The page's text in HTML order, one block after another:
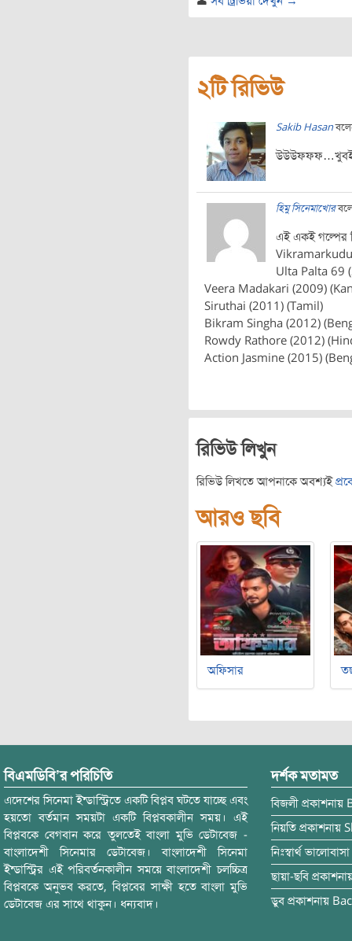
২টি রিভিউ
Sakib Hasan
উউউফফফ…খুবই
হিমু সিনেমাখোর
এই একই গল্পের
Ulta Palta 69
Veera Madakari (2009)
Siruthai (2011) (Tamil)
Bikram Singha (2012)
Rowdy Rathore (2012)
Action Jasmine (2015)
রিভিউ লিখুন
রিভিউ লিখতে আপনাকে অবশ্যই
আরও ছবি
অফিসার
বিএমডিবি’র পরিচিতি
এদেশের সিনেমা ইন্ডাস্ট্রিতে একটি বিপ্লব ঘটতে যাচ্ছে এবং
হয়তো বর্তমান সময়টা একটি বিপ্লবকালীন সময়। এই
বিপ্লবকে বেগবান করে তুলতেই বাংলা মুভি ডেটাবেজ -
বাংলাদেশী সিনেমার ডেটাবেজ। বাংলাদেশী সিনেমা
ইন্ডাস্ট্রির এই পরিবর্তনকালীন সময়ে বাংলাদেশী চলচ্চিত্র
বিপ্লবকে অনুভব করতে, বিপ্লবের সাক্ষী হতে বাংলা মুভি
ডেটাবেজ এর সাথে থাকুন। ধন্যবাদ।
দর্শক মতামত
বিজলী প্রকাশনায়
নিয়তি প্রকাশনায়
নিঃস্বার্থ ভালোবাসা
ছায়া-ছবি
ডুব প্রকাশনায়